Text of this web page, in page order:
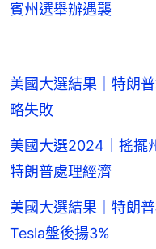
賓州選舉辦遇襲
美國大選結果｜特朗
略失敗
美國大選2024｜搖擺
特朗普處理經濟
美國大選結果｜特朗
Tesla盤後揚3%